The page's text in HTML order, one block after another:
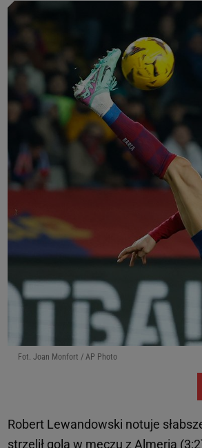
Fot. Joan Monfort / AP Photo
Robert Lewandowski notuje
strzelił gola w meczu z Almerią